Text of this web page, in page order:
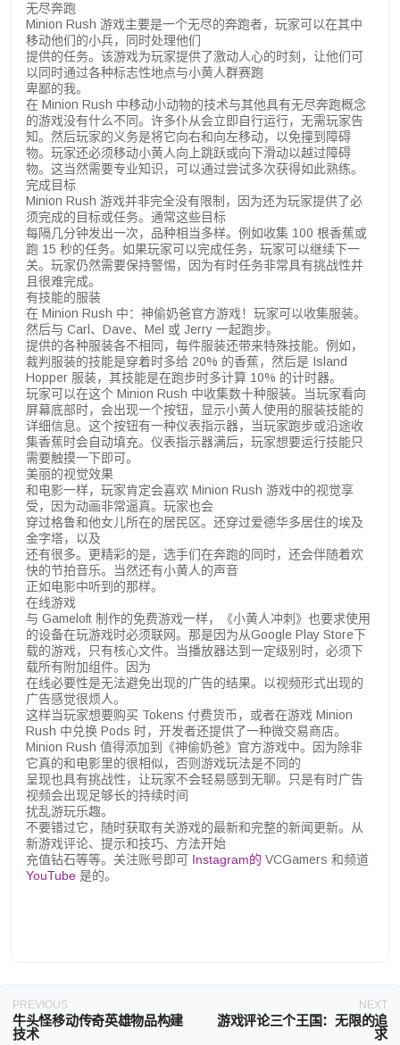
无尽奔跑
Minion Rush 游戏主要是一个无尽的奔跑者，玩家可以在其中
移动他们的小兵，同时处理他们
提供的任务。该游戏为玩家提供了激动人心的时刻，让他们可
以同时通过各种标志性地点与小黄人群赛跑
卑鄙的我。
在 Minion Rush 中移动小动物的技术与其他具有无尽奔跑概念
的游戏没有什么不同。许多仆从会立即自行运行，无需玩家告
知。然后玩家的义务是将它向右和向左移动，以免撞到障碍
物。玩家还必须移动小黄人向上跳跃或向下滑动以越过障碍
物。这当然需要专业知识，可以通过尝试多次获得如此熟练。
完成目标
Minion Rush 游戏并非完全没有限制，因为还为玩家提供了必
须完成的目标或任务。通常这些目标
每隔几分钟发出一次，品种相当多样。例如收集 100 根香蕉或
跑 15 秒的任务。如果玩家可以完成任务，玩家可以继续下一
关。玩家仍然需要保持警惕，因为有时任务非常具有挑战性并
且很难完成。
有技能的服装
在 Minion Rush 中：神偷奶爸官方游戏！玩家可以收集服装。
然后与 Carl、Dave、Mel 或 Jerry 一起跑步。
提供的各种服装各不相同，每件服装还带来特殊技能。例如，
裁判服装的技能是穿着时多给 20% 的香蕉，然后是 Island
Hopper 服装，其技能是在跑步时多计算 10% 的计时器。
玩家可以在这个 Minion Rush 中收集数十种服装。当玩家看向
屏幕底部时，会出现一个按钮，显示小黄人使用的服装技能的
详细信息。这个按钮有一种仪表指示器，当玩家跑步或沿途收
集香蕉时会自动填充。仪表指示器满后，玩家想要运行技能只
需要触摸一下即可。
美丽的视觉效果
和电影一样，玩家肯定会喜欢 Minion Rush 游戏中的视觉享
受，因为动画非常逼真。玩家也会
穿过格鲁和他女儿所在的居民区。还穿过爱德华多居住的埃及
金字塔，以及
还有很多。更精彩的是，选手们在奔跑的同时，还会伴随着欢
快的节拍音乐。当然还有小黄人的声音
正如电影中听到的那样。
在线游戏
与 Gameloft 制作的免费游戏一样，《小黄人冲刺》也要求使用
的设备在玩游戏时必须联网。那是因为从Google Play Store下
载的游戏，只有核心文件。当播放器达到一定级别时，必须下
载所有附加组件。因为
在线必要性是无法避免出现的广告的结果。以视频形式出现的
广告感觉很烦人。
这样当玩家想要购买 Tokens 付费货币，或者在游戏 Minion
Rush 中兑换 Pods 时，开发者还提供了一种微交易商店。
Minion Rush 值得添加到《神偷奶爸》官方游戏中。因为除非
它真的和电影里的很相似，否则游戏玩法是不同的
呈现也具有挑战性，让玩家不会轻易感到无聊。只是有时广告
视频会出现足够长的持续时间
扰乱游玩乐趣。
不要错过它，随时获取有关游戏的最新和完整的新闻更新。从
新游戏评论、提示和技巧、方法开始
充值钻石等等。关注账号即可 Instagram的 VCGamers 和频道
YouTube 是的。
PREVIOUS
牛头怪移动传奇英雄物品构建
技术
NEXT
游戏评论三个王国：无限的追
求